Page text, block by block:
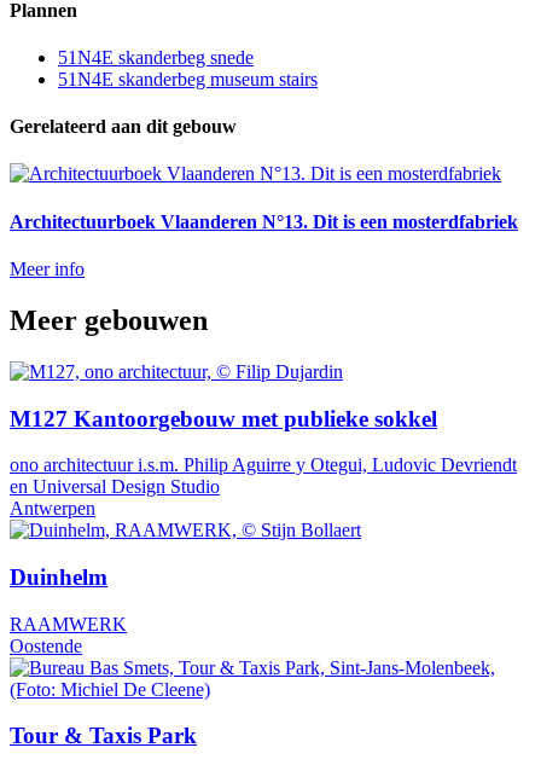
Plannen
51N4E skanderbeg snede
51N4E skanderbeg museum stairs
Gerelateerd aan dit gebouw
Architectuurboek Vlaanderen N°13. Dit is een mosterdfabriek
Meer info
Meer gebouwen
M127 Kantoorgebouw met publieke sokkel
ono architectuur i.s.m. Philip Aguirre y Otegui, Ludovic Devriendt
en Universal Design Studio
Antwerpen
Duinhelm
RAAMWERK
Oostende
Tour & Taxis Park